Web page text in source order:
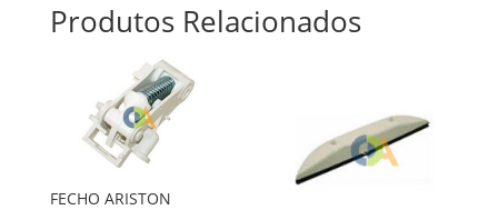
Produtos Relacionados
FECHO ARISTON